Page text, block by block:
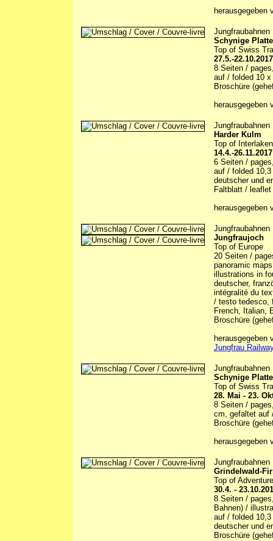
Jungfraubahnen
Schynige Platte
Top of Swiss
27.5.-22.10.2017
8 Seiten /
auf / folded 10
Broschüre
herausgegeben
Jungfraubahnen
Harder Kulm
Top of Interlaken
14.4.-26.11.2017
6 Seiten /
auf / folded
deutscher und
Faltblatt / leaflet
Jungfraubahnen
Jungfraujoch
Top of Europe
20 Seiten /
panoramic
illustrations in
deutscher,
intégralité du
/ testo tedesco,
French, Italian,
Broschüre
Jungfrau
Jungfraubahnen
Schynige Platte
Top of Swiss
28. Mai - 23.
8 Seiten /
cm, gefaltet auf
Broschüre
herausgegeben
Jungfraubahnen
Grindelwald-
Top of Adventure
30.4. -
8 Seiten /
Bahnen) /
auf / folded
deutscher und
Broschüre